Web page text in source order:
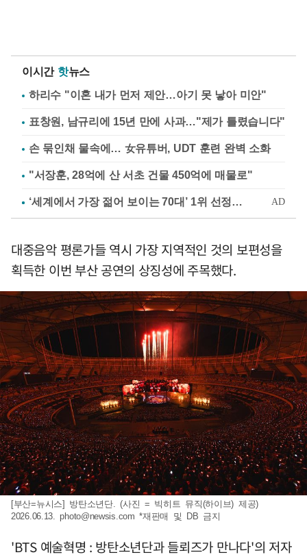
이시간 핫뉴스
하리수 "이혼 내가 먼저 제안…아기 못 낳아 미안"
표창원, 남규리에 15년 만에 사과…"제가 틀렸습니다"
손 묶인채 물속에… 女유튜버, UDT 훈련 완벽 소화
"서장훈, 28억에 산 서초 건물 450억에 매물로"
대중음악 평론가들 역시 가장 지역적인 것의 보편성을
획득한 이번 부산 공연의 상징성에 주목했다.
[부산=뉴시스] 방탄소년단. (사진 = 빅히트 뮤직(하이브) 제공)
2026.06.13.photo@newsis.com *재판매 및 DB 금지
'BTS 예술혁명 : 방탄소년단과 들뢰즈가 만나다'의 저자